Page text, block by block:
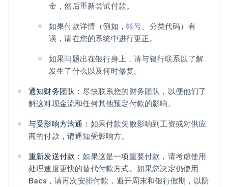
金，然后重新尝试付款。
如果付款详情（例如， 帐号、分类代码）有
误，请在您的系统中进行更正。
如果问题出在银行身上，请与银行联系以了解
发生了什么以及何时修复。
通知财务团队： 尽快联系您的财务团队，以便他们了
解这对现金流和任何其他预定付款的影响。
与受影响方沟通： 如果付款失败影响到工资或对供应
商的付款，请通知受影响方。
重新发送付款：如果这是一项重要付款，请考虑使用
处理速度更快的替代付款方式。如果您决定仍使用
Bacs，请再次安排付款，避开周末和银行假期，以防